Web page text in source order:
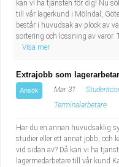
kan vi ha tjänsten för dig! Nu
till vår lagerkund i Mölndal,
består i huvudsak av plock av
sortering och lossning av
Visa mer
Extrajobb som
Ansök Mar 31
Terminalarbetare
Har du en annan huvudsaklig
studier eller ett annat jobb, och
vid sidan av? Då kan vi ha
lagermedarbetare till vår kund